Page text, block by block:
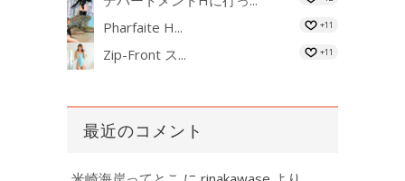
Pharfaite H... +11
Zip-Front ス... +11
最近のコメント